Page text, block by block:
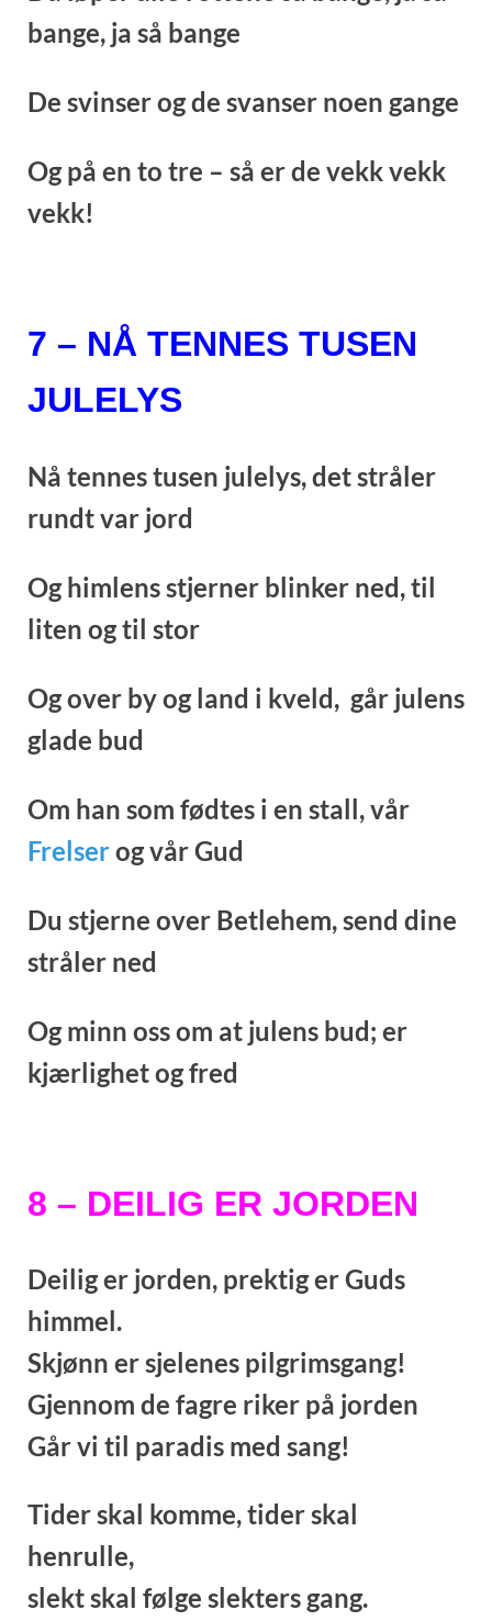
bange, ja så bange
De svinser og de svanser noen gange
Og på en to tre – så er de vekk vekk
vekk!
7 – NÅ TENNES TUSEN
JULELYS
Nå tennes tusen julelys, det stråler
rundt var jord
Og himlens stjerner blinker ned, til
liten og til stor
Og over by og land i kveld, går julens
glade bud
Om han som fødtes i en stall, vår
Frelserog vår Gud
Du stjerne over Betlehem, send dine
stråler ned
Og minn oss om at julens bud; er
kjærlighet og fred
8 – DEILIG ER JORDEN
Deilig er jorden, prektig er Guds
himmel.
Skjønn er sjelenes pilgrimsgang!
Gjennom de fagre riker på jorden
Går vi til paradis med sang!
Tider skal komme,tider skal
henrulle,
slekt skal følge slekters gang.